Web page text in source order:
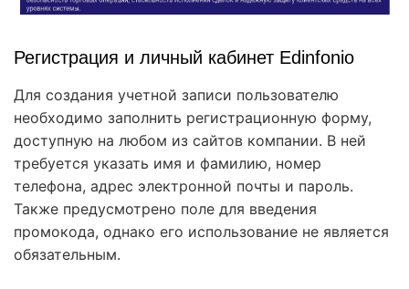
Регистрация и личный кабинет Edinfonio
Для создания учетной записи пользователю
необходимо заполнить регистрационную форму,
доступную на любом из сайтов компании. В ней
требуется указать имя и фамилию, номер
телефона, адрес электронной почты и пароль.
Также предусмотрено поле для введения
промокода, однако его использование не является
обязательным.